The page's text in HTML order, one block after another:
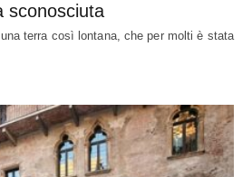
sconosciuta
una terra così lontana, che per molti è stata